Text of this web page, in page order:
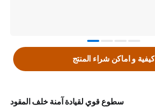
سطوع قوي لقيادة آمنة خلف المقود
كيفية و اماكن شراء المنتج